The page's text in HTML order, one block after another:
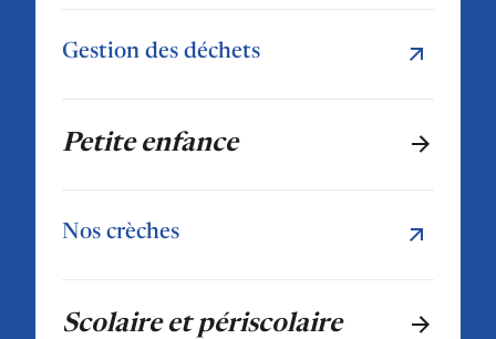
Gestion des déchets
Petite enfance
Nos crèches
Scolaire et périscolaire